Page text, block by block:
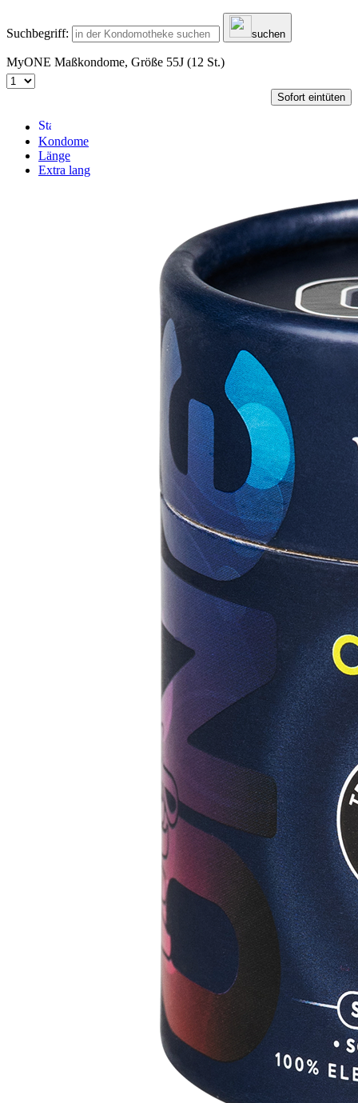
Suchbegriff: suchen
MyONE Maßkondome, Größe 55J (12 St.)
Sofort eintüten
Kondome
Länge
Extra lang